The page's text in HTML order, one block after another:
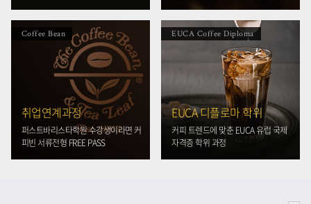
Coffee Bean
취업연계과정
퍼스트바리스타학원 수강생이라면 커
피빈 서류전형 FREE PASS
EUCA Coffee Diploma
EUCA 디플로마 학위
커피 트렌드에 맞춘 EUCA 유럽 국제
자격증 학위 과정